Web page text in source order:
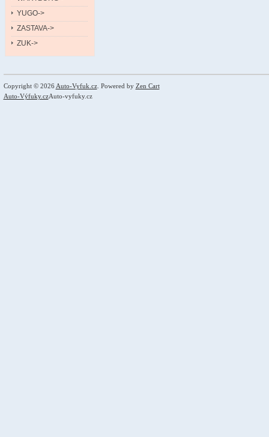
YUGO->
ZASTAVA->
ZUK->
Copyright © 2026 Auto-Vyfuk.cz. Powered by Zen Cart
Auto-Výfuky.czAuto-vyfuky.cz